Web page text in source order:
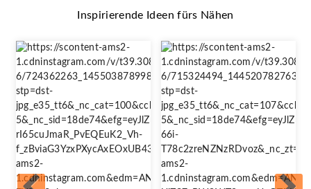
Inspirierende Ideen fürs Nähen